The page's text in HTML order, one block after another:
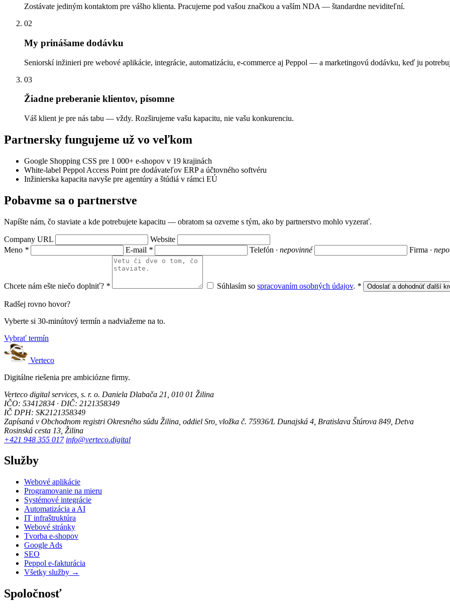
Zostávate jediným kontaktom pre vášho klienta. Pracujeme pod vašou značkou a vaším NDA — štandardne neviditeľní.
02
My prinášame dodávku
Seniorskí inžinieri pre webové aplikácie, integrácie, automatizáciu, e-commerce aj Peppol — a marketingovú dodávku, keď ju
03
Žiadne preberanie klientov, písomne
Váš klient je pre nás tabu — vždy. Rozširujeme vašu kapacitu, nie vašu konkurenciu.
Partnersky fungujeme už vo veľkom
Google Shopping CSS pre 1 000+ e-shopov v 19 krajinách
White-label Peppol Access Point pre dodávateľov ERP a účtovného softvéru
Inžinierska kapacita navyše pre agentúry a štúdiá v rámci EÚ
Pobavme sa o partnerstve
Napíšte nám, čo staviate a kde potrebujete kapacitu — obratom sa ozveme s tým, ako by partnerstvo mohlo vyzerať.
Company URL
Website
Meno * E-mail * Telefón · nepovinné Firma ·
Chcete nám ešte niečo doplniť? * Súhlasím so spracovaním osobných údajov. * Odoslať a dohodnúť ďalší
Radšej rovno hovor?
Vyberte si 30-minútový termín a nadviažeme na to.
Vybrať termín
Verteco
Digitálne riešenia pre ambiciózne firmy.
Verteco digital services, s. r. o. Daniela Dlabača 21, 010 01 Žilina
IČO: 53412834 · DIČ: 2121358349
IČ DPH: SK2121358349
Zapísaná v Obchodnom registri Okresného súdu Žilina, oddiel Sro, vložka č. 75936/L Dunajská 4, Bratislava Štúrova 849, Detva
Rosinská cesta 13, Žilina
+421 948 355 017 info@verteco.digital
Služby
Webové aplikácie
Programovanie na mieru
Systémové integrácie
Automatizácia a AI
IT infraštruktúra
Webové stránky
Tvorba e-shopov
Google Ads
SEO
Peppol e-fakturácia
Všetky služby →
Spoločnosť